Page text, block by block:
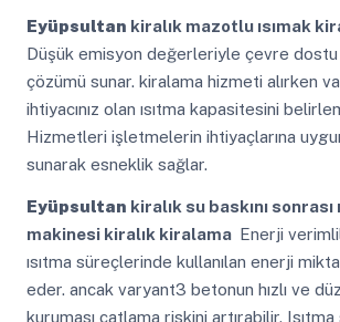
Eyüpsultan kiralık mazotlu ısımak
Düşük emisyon değerleriyle çevre dostu
çözümü sunar. kiralama hizmeti alırken
ihtiyacınız olan ısıtma kapasitesini
Hizmetleri işletmelerin ihtiyaçlarına
sunarak esneklik sağlar.
Eyüpsultan kiralık su baskını
makinesi kiralık kiralama Enerji
ısıtma süreçlerinde kullanılan enerji
eder. ancak varyant3 betonun hızlı ve
kuruması çatlama riskini artırabilir.